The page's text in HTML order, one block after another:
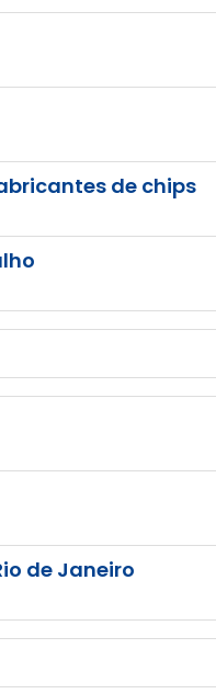
de chips
de Janeiro